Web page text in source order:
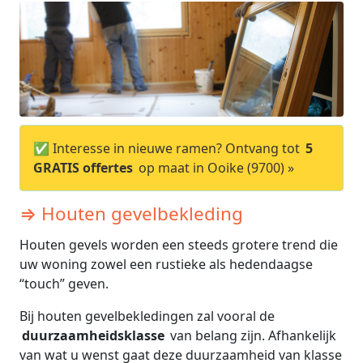
✅ Interesse in nieuwe ramen? Ontvang tot 5
GRATIS offertes op maat in Ooike (9700) »
⇒ Houten gevelbekleding
Houten gevels worden een steeds grotere trend die
uw woning zowel een rustieke als hedendaagse
“touch” geven.
Bij houten gevelbekledingen zal vooral de
duurzaamheidsklasse van belang zijn. Afhankelijk
van wat u wenst gaat deze duurzaamheid van klasse